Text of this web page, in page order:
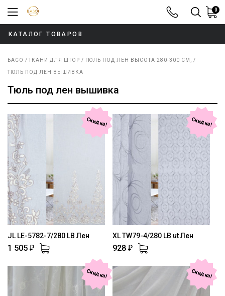
8-800-100-
0
КАТАЛОГ ТОВАРОВ
БАСО ТКАНИ ДЛЯ ШТОР ТЮЛЬ ПОД ЛЕН ВЫСОТА 280-300 СМ,
ТЮЛЬ ПОД ЛЕН ВЫШИВКА
Тюль под лен вышивка
JL LE-5782-7/280 LB Лен
1 505 ₽
Скидка!
XL TW79-4/280 LB ut Лен
928 ₽
Скидка!
Скидка! Скидка!